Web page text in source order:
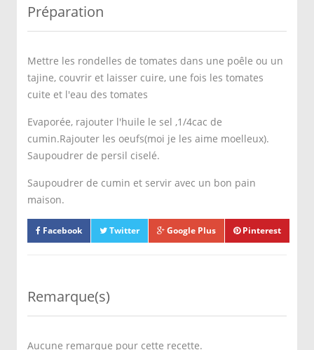
Préparation
Mettre les rondelles de tomates dans une poêle ou un
tajine, couvrir et laisser cuire, une fois les tomates
cuite et l'eau des tomates
Evaporée, rajouter l'huile le sel ,1/4cac de
cumin.Rajouter les oeufs(moi je les aime moelleux).
Saupoudrer de persil ciselé.
Saupoudrer de cumin et servir avec un bon pain
maison.
Facebook Twitter Google Plus Pinterest
Remarque(s)
Aucune remarque pour cette recette.